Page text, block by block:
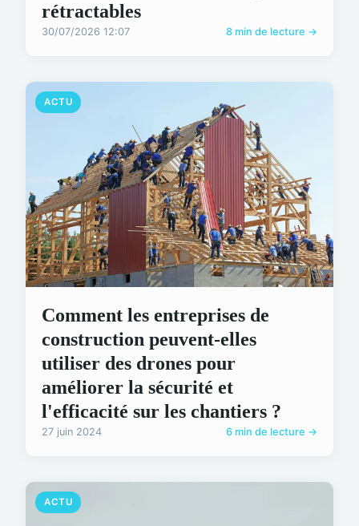
rétractables
30/07/2026 12:07 8 min de lecture →
ACTU
Comment les entreprises de
construction peuvent-elles
utiliser des drones pour
améliorer la sécurité et
l'efficacité sur les chantiers ?
27 juin 2024 6 min de lecture →
ACTU